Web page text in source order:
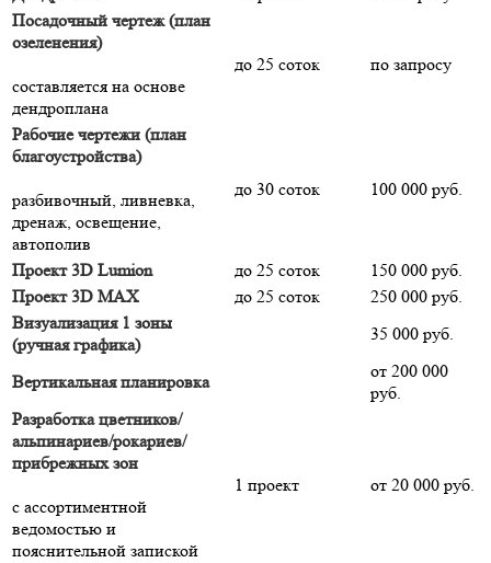
Посадочный чертеж (план
озеленения)
составляется на основе
дендроплана
до 25 соток по запросу
Рабочие чертежи (план
благоустройства)
разбивочный, ливневка,
дренаж, освещение,
автополив
до 30 соток 100 000 руб.
Проект 3D Lumion до 25 соток
150 000 руб.
Проект 3D MAX
до 25 соток
250 000 руб.
Визуализация 1 зоны
(ручная графика)
35 000 руб.
Вертикальная планировка
от 200 000
руб.
Разработка цветников/
альпинариев/рокариев/
прибрежных зон
с ассортиментной
ведомостью и
пояснительной запиской
1 проект от 20 000 руб.